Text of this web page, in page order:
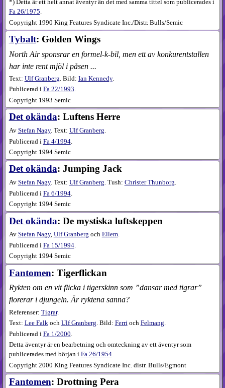
*) Detta är ett helt annat äventyr än det med samma tittel som publicerades i
Fa 26/1975.
Copyright 1990 King Features Syndicate Inc./Distr. Bulls/Semic
Tybalt: Golden Wings
North Air sponsrar en formel-k-bil, men ett av konkurentstallen
har inte rent mjöl i påsen ...
Text: Ulf Granberg. Bild: Ian Kennedy.
Publicerad i Fa22​/1993.
Copyright 1993 Semic
Det okända: Luftens Herre
Av Stefan Nagy. Text: Ulf Granberg.
Publicerad i Fa 4​/1994.
Copyright 1994 Semic
Det okända: Jumping Jack
Av Stefan Nagy. Text: Ulf Granberg. Tush: Christer Thunborg.
Publicerad i Fa 6​/1994.
Copyright 1994 Semic
Det okända: De mystiska luftskeppen
Av Stefan Nagy, Ulf Granberg och Ellem.
Publicerad i Fa15​/1994.
Copyright 1994 Semic
Fantomen: Tigerflickan
Rykten om en vit flicka i tigerskinn som ”dansar med tigrar”
florerar i djungeln. Är ryktena sanna?
Referenser: Tigrar.
Text: Lee Falkoch Ulf Granberg. Bild: Ferrioch Felmang.
Publicerad i Fa 1​/2000
Detta äventyr är en bearbetning och omteckning av ett äventyr som
publicerades med början i Fa 26/1954.
Copyright 2000 King Features Syndicate Inc. distr. Bulls/Egmont
Fantomen: Drottning Pera